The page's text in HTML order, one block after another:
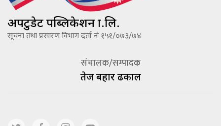
अपटुडेट पब्लिकेशन प्रा.लि.
सूचना तथा प्रसारण विभाग दर्ता नंः १५१/०७३/७४
संचालक/सम्पादक
तेज बहादूर ढकाल